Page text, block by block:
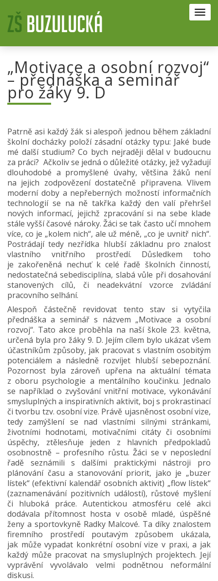
„Motivace a osobní rozvoj“
– přednáška a seminář
pro žáky 9. D
Patrně asi každý žák si alespoň jednou během základní
školní docházky položí zásadní otázky typu: Jaké bude
mé další studium? Co bych nejraději dělal v budoucnu
za práci? Ačkoliv se jedná o důležité otázky, jež vyžadují
dlouhodobé a promyšlené úvahy, většina žáků není
na jejich zodpovězení dostatečně připravena. Vlivem
moderní doby a nepřeberných možností informačních
technologií se na ně takřka každý den valí přehršel
nových informací, jejichž zpracování si na sebe klade
stále vyšší časové nároky. Žáci se tak často učí mnohem
více, co je „kolem nich“, ale už méně, „co je uvnitř nich“.
Postrádají tedy nezřídka hlubší základnu pro znalost
vlastního vnitřního prostředí. Důsledkem toho
je zakořeněná nechuť k celé řadě školních činností,
nedostatečná sebedisciplína, slabá vůle při dosahování
stanovených cílů, či neadekvátní vzorce zvládání
pracovního selhání.
Alespoň částečně revidovat tento stav si vytyčila
přednáška a seminář s názvem „Motivace a osobní
rozvoj“. Tato akce proběhla na naší škole 23. května,
určená byla pro žáky 9. D. Jejím cílem bylo ukázat všem
účastníkům způsoby, jak pracovat s vlastním osobitým
potenciálem a následně rozvíjet hlubší sebepoznání.
Pozornost byla zároveň upřena na aktuální témata
z oboru psychologie a mentálního koučinku. Jednalo
se například o zvyšování vnitřní motivace, vykonávání
smysluplných a inspirativních aktivit, boj s prokrastinací
či tvorbu tzv. osobní vize. Právě ujasněnost osobní vize,
tedy zamýšlení se nad vlastními silnými stránkami,
životními hodnotami, motivačními citáty či osobními
úspěchy, ztělesňuje jeden z hlavních předpokladů
osobnostně – profesního růstu. Žáci se v neposlední
řadě seznámili s dalšími praktickými nástroji pro
plánování času a stanovování priorit, jako je „buzer
lístek“ (efektivní kalendář osobních aktivit) „flow lístek“
(zaznamenávání pozitivních událostí), růstové myšlení
či hluboká práce. Autentickou atmosféru celé akci
dodávala přítomnost hosta v osobě mladé, úspěšné
ženy a sportovkyně Radky Malcové. Ta díky znalostem
firemního prostředí poutavým způsobem ukázala,
jak může vypadat konkrétní osobní vize v praxi, a jak
každý může pracovat na smysluplných projektech. Její
vyprávění vyvolávalo velmi podnětnou neformální
diskusi.